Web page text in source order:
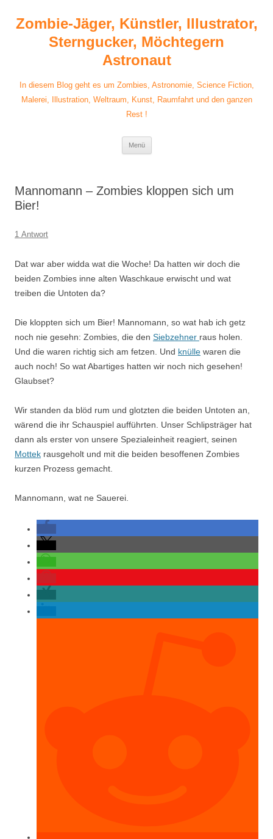
springen
Zombie-Jäger, Künstler, Illustrator,
Sterngucker, Möchtegern
Astronaut
In diesem Blog geht es um Zombies, Astronomie, Science Fiction,
Malerei, Illustration, Weltraum, Kunst, Raumfahrt und den ganzen
Rest !
Menü
Mannomann – Zombies kloppen sich um
Bier!
1 Antwort
Dat war aber widda wat die Woche! Da hatten wir doch die
beiden Zombies inne alten Waschkaue erwischt und wat
treiben die Untoten da?
Die kloppten sich um Bier! Mannomann, so wat hab ich getz
noch nie gesehn: Zombies, die den Siebzehner raus holen.
Und die waren richtig sich am fetzen. Und knülle waren die
auch noch! So wat Abartiges hatten wir noch nich gesehen!
Glaubset?
Wir standen da blöd rum und glotzten die beiden Untoten an,
wärend die ihr Schauspiel aufführten. Unser Schlipsträger hat
dann als erster von unsere Spezialeinheit reagiert, seinen
Mottek rausgeholt und mit die beiden besoffenen Zombies
kurzen Prozess gemacht.
Mannomann, wat ne Sauerei.